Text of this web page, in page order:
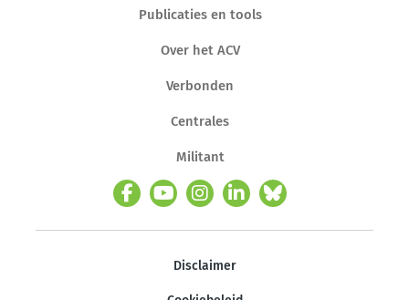
Publicaties en tools
Over het ACV
Verbonden
Centrales
Militant
Disclaimer